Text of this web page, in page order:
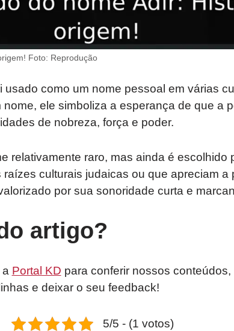
Foto: Reprodução
usado como um nome pessoal em várias
ele simboliza a esperança de que a
de nobreza, força e poder.
relativamente raro, mas ainda é escolhido
culturais judaicas ou que apreciam a
por sua sonoridade curta e
artigo?
Portal KD para conferir nossos
e deixar o seu feedback!
5/5 - (1 votos)